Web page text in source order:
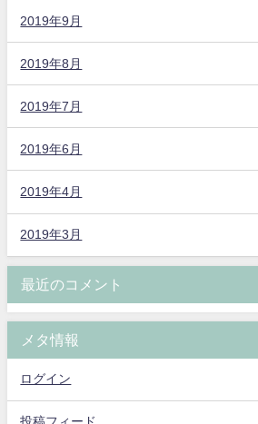
2019年9月
2019年8月
2019年7月
2019年6月
2019年4月
2019年3月
最近のコメント
メタ情報
ログイン
投稿フィード